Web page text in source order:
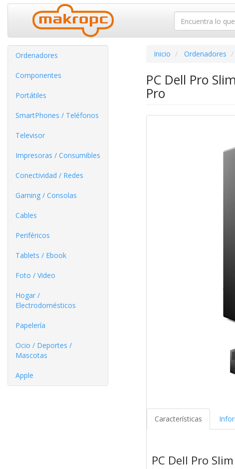
Ordenadores
Componentes
Portátiles
SmartPhones / Teléfonos
Televisor
Impresoras / Consumibles
Conectividad / Redes
Gaming / Consolas
Cables
Periféricos
Tablets / Ebook
Foto / Video
Hogar /
Electrodomésticos
Papelería
Ocio / Deportes /
Mascotas
Apple
Inicio Ordenadores
PC Dell Pro
Pro
Características
PC Dell Pro